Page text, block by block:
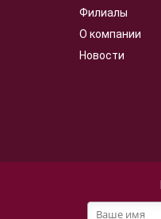
Филиалы
О компании
Новости